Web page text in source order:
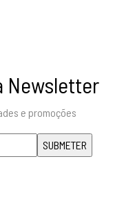
Newsletter
e promoções